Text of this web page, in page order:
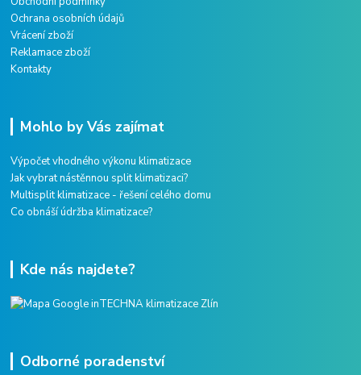
Ochrana osobních údajů
Vrácení zboží
Reklamace zboží
Kontakty
Mohlo by Vás zajímat
Výpočet vhodného výkonu klimatizace
Jak vybrat nástěnnou split klimatizaci?
Multisplit klimatizace - řešení celého domu
Co obnáší údržba klimatizace?
Kde nás najdete?
Odborné poradenství